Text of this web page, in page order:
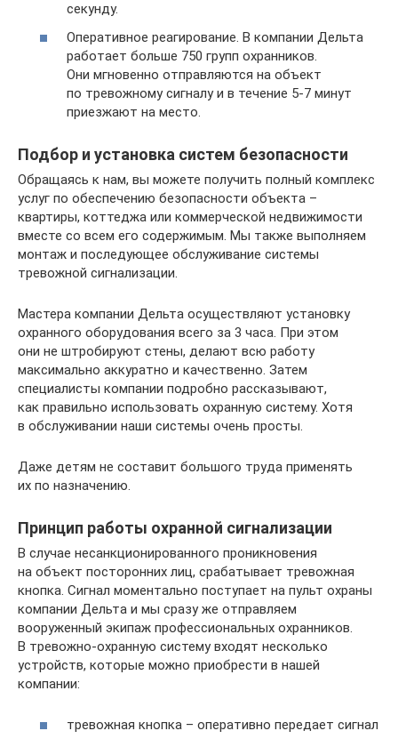
секунду.
Оперативное реагирование. В компании Дельта
работает больше 750 групп охранников.
Они мгновенно отправляются на объект
по тревожному сигналу и в течение 5-7 минут
приезжают на место.
Подбор и установка систем безопасности
Обращаясь к нам, вы можете получить полный комплекс
услуг по обеспечению безопасности объекта –
квартиры, коттеджа или коммерческой недвижимости
вместе со всем его содержимым. Мы также выполняем
монтаж и последующее обслуживание системы
тревожной сигнализации.
Мастера компании Дельта осуществляют установку
охранного оборудования всего за 3 часа. При этом
они не штробируют стены, делают всю работу
максимально аккуратно и качественно. Затем
специалисты компании подробно рассказывают,
как правильно использовать охранную систему. Хотя
в обслуживании наши системы очень просты.
Даже детям не составит большого труда применять
их по назначению.
Принцип работы охранной сигнализации
В случае несанкционированного проникновения
на объект посторонних лиц, срабатывает тревожная
кнопка. Сигнал моментально поступает на пульт охраны
компании Дельта и мы сразу же отправляем
вооруженный экипаж профессиональных охранников.
В тревожно-охранную систему входят несколько
устройств, которые можно приобрести в нашей
компании:
тревожная кнопка – оперативно передает сигнал